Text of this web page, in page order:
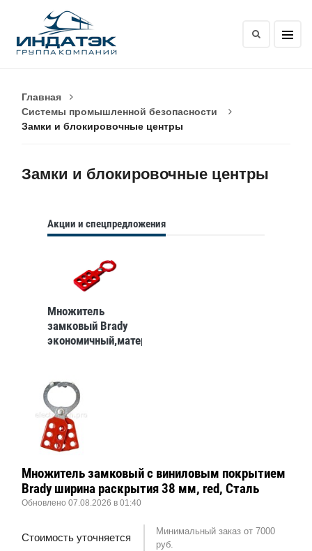
Главная
Системы промышленной безопасности
Замки и блокировочные центры
Замки и блокировочные центры
Акции и спецпредложения
Множитель
замковый Brady
экономичный,материал
Алюминий, 1 шт
Множитель замковый с виниловым покрытием
Brady ширина раскрытия 38 мм, red, Сталь
Обновлено 07.08.2026 в 01:40
Стоимость уточняется
Минимальный заказ от 7000
руб.